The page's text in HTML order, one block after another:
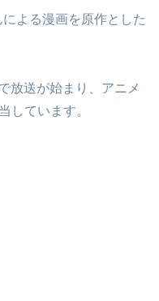
よる漫画を原作とした
放送が始まり、アニメ
しています。